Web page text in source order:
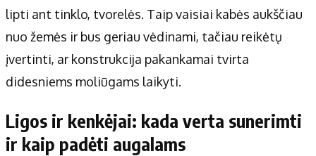
lipti ant tinklo, tvorelės. Taip vaisiai kabės aukščiau
nuo žemės ir bus geriau vėdinami, tačiau reikėtų
įvertinti, ar konstrukcija pakankamai tvirta
didesniems moliūgams laikyti.
Ligos ir kenkėjai: kada verta sunerimti
ir kaip padėti augalams